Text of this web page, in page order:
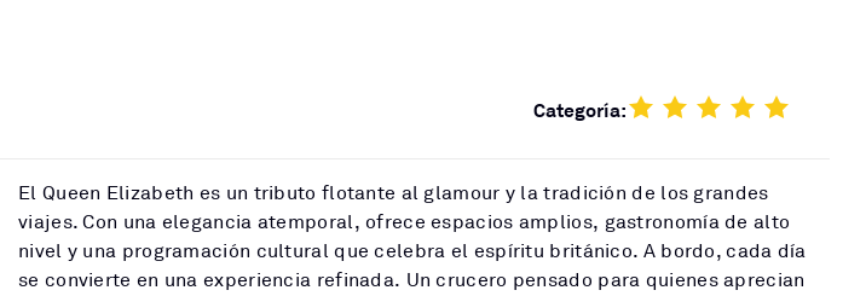
Categoría:
El Queen Elizabeth es un tributo flotante al glamour y la tradición de los grandes
viajes. Con una elegancia atemporal, ofrece espacios amplios, gastronomía de alto
nivel y una programación cultural que celebra el espíritu británico. A bordo, cada día
se convierte en una experiencia refinada. Un crucero pensado para quienes aprecian